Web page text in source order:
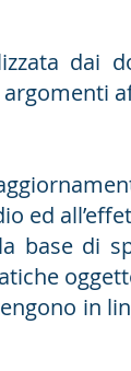
dai
argomenti
ed
base di
in